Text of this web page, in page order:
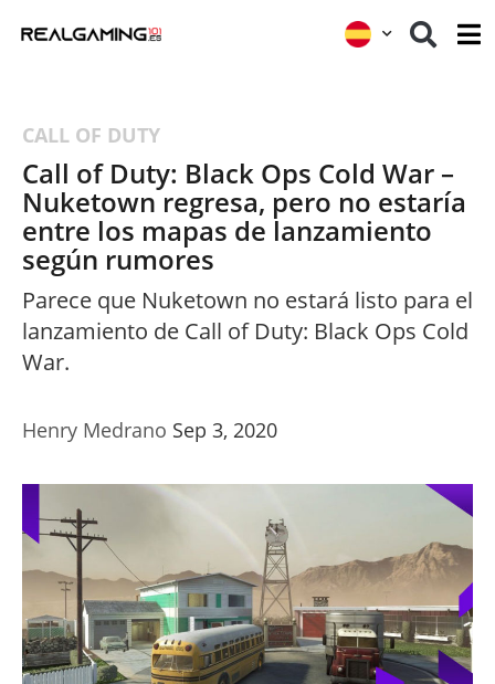
CALL OF DUTY
Call of Duty: Black Ops Cold War –
Nuketown regresa, pero no estaría
entre los mapas de lanzamiento
según rumores
Parece que Nuketown no estará listo para el
lanzamiento de Call of Duty: Black Ops Cold
War.
Henry Medrano Sep 3, 2020